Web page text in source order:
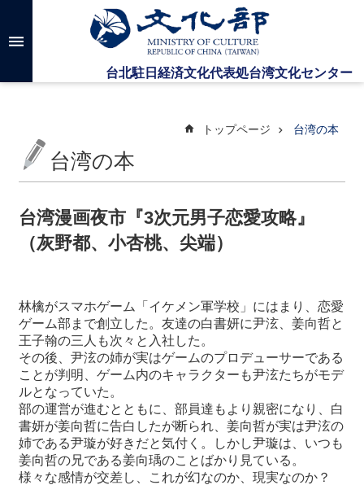
メインのコンテンツブロックにジャンプします
高
検
台
文
化
に
つ
い
て
最
新
情
報
と
トップページ 台湾の本
台湾の本
台湾漫画夜市『3次元男子恋愛攻略』
（灰野都、小杏桃、尖端）
林檎がスマホゲーム「イケメン軍学校」にはまり、恋愛
ゲーム部まで創立した。友達の白書妍に尹泫、姜向哲と
王子翰の三人も次 々 と入社した。
その後、尹泫の姉が実はゲームのプロデューサーである
ことが判明、ゲーム内のキャラクターも尹泫たちがモデ
ルとなっていた。
部の運営が進むとともに、部員達もより親密になり、白
書妍が姜向哲に告白したが断られ、姜向哲が実は尹泫の
姉である尹璇が好きだと気付く。しかし尹璇は、いつも
姜向哲の兄である姜向瑀のことばかり見ている。
様 々 な感情が交差し、これが幻なのか、現実なのか？